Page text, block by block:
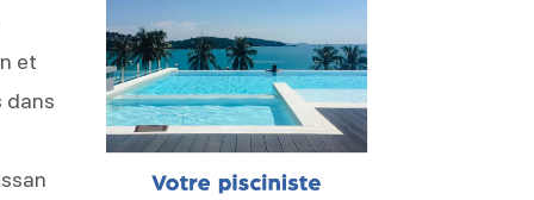
et
dans